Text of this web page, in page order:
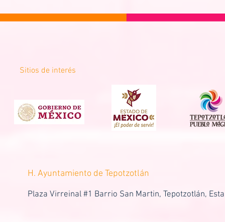
Sitios de interés
H. Ayuntamiento de Tepotzotlán
Plaza Virreinal #1 Barrio San Martin, Tepotzotlán,